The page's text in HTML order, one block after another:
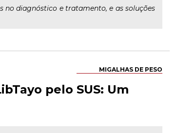
no diagnóstico e tratamento, e as soluções
MIGALHAS DE PESO
pelo SUS: Um